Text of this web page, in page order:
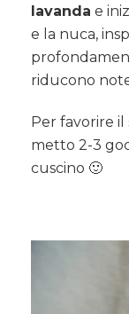
lavanda e
e la nuca,
riducono
Per favorire il
metto 2-3
cuscino 🙂